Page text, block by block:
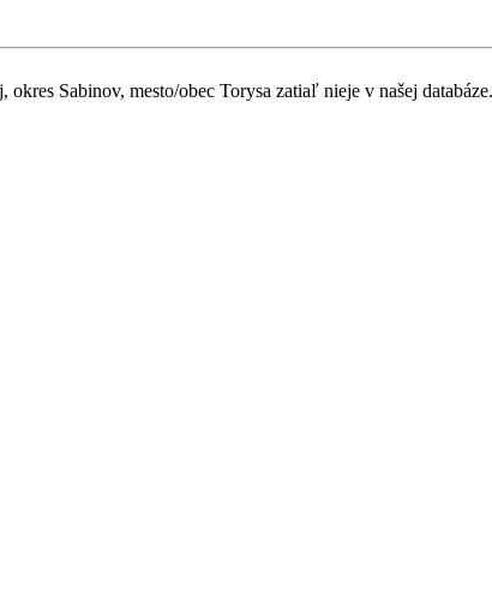
Sabinov, mesto/obec Torysa zatiaľ nieje v našej databáze.